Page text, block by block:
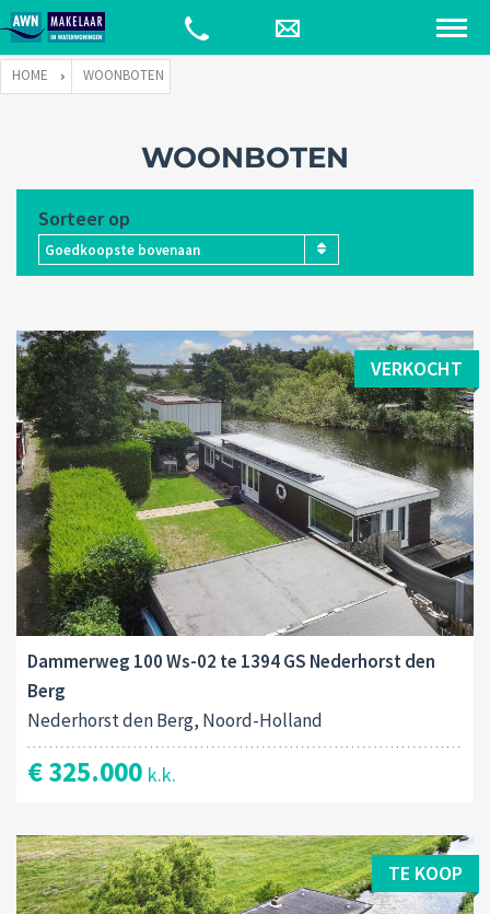
HOME WOONBOTEN
WOONBOTEN
Sorteer op
Goedkoopste bovenaan
VERKOCHT
Dammerweg 100 Ws-02 te 1394 GS Nederhorst den
Berg
Nederhorst den Berg, Noord-Holland
€ 325.000 k.k.
TE KOOP